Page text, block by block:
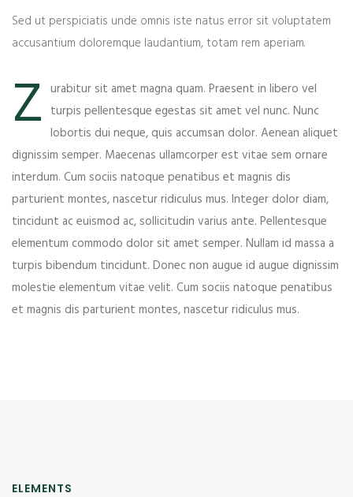
Sed ut perspiciatis unde omnis iste natus error sit voluptatem
accusantium doloremque laudantium, totam rem aperiam.
Z urabitur sit amet magna quam. Praesent in libero vel
turpis pellentesque egestas sit amet vel nunc. Nunc
lobortis dui neque, quis accumsan dolor. Aenean aliquet
dignissim semper. Maecenas ullamcorper est vitae sem ornare
interdum. Cum sociis natoque penatibus et magnis dis
parturient montes, nascetur ridiculus mus. Integer dolor diam,
tincidunt ac euismod ac, sollicitudin varius ante. Pellentesque
elementum commodo dolor sit amet semper. Nullam id massa a
turpis bibendum tincidunt. Donec non augue id augue dignissim
molestie elementum vitae velit. Cum sociis natoque penatibus
et magnis dis parturient montes, nascetur ridiculus mus.
ELEMENTS